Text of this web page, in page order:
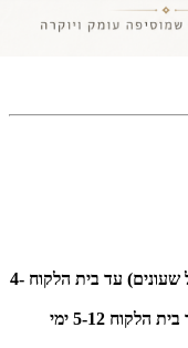
משלוח תמונה קטנה(עד 120 ס"מ ,כולל שעונים) עד בית הלקוח 4-
משלוח תמונה גדולה(מעל 120 ס"מ) עד בית הלקוח 5-12 ימי